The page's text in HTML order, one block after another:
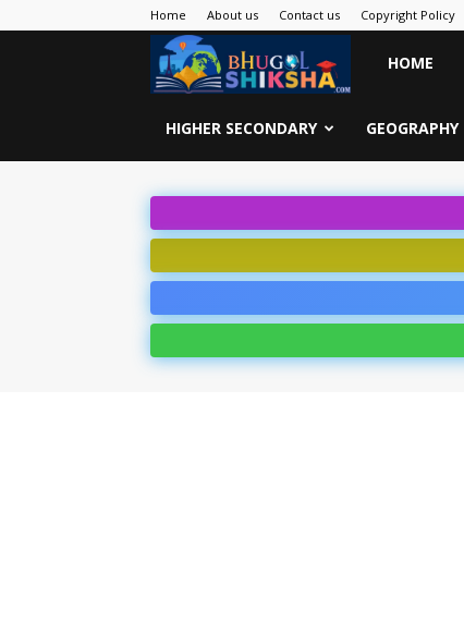
Home About us Contact us Copyright Policy
Bhugol
Shiksha
HOME
HIGHER SECONDARY GEOGRAPHY